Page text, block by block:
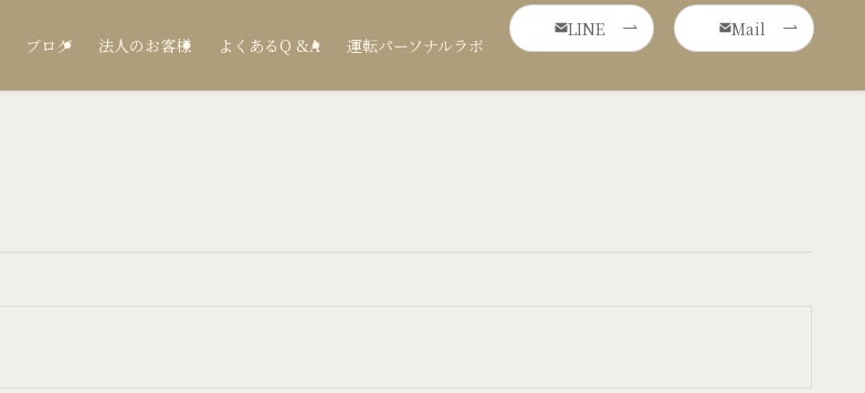
ブログ 法人のお客様 よくあるQ &A 運転パーソナルラボ
LINE Mail